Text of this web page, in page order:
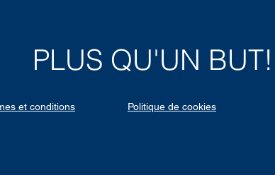
PLUS QU'UN BUT!
et conditions Politique de cookies